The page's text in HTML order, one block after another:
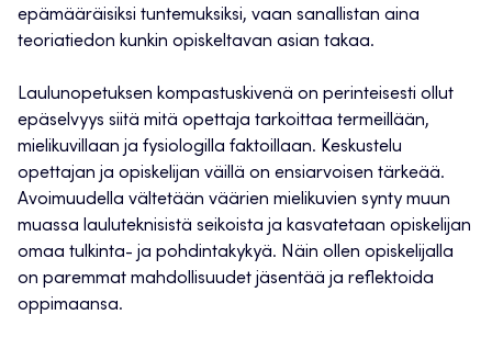
epämääräisiksi tuntemuksiksi, vaan sanallistan aina
teoriatiedon kunkin opiskeltavan asian takaa.
Laulunopetuksen kompastuskivenä on perinteisesti ollut
epäselvyys siitä mitä opettaja tarkoittaa termeillään,
mielikuvillaan ja fysiologilla faktoillaan. Keskustelu
opettajan ja opiskelijan väillä on ensiarvoisen tärkeää.
Avoimuudella vältetään väärien mielikuvien synty muun
muassa lauluteknisistä seikoista ja kasvatetaan opiskelijan
omaa tulkinta- ja pohdintakykyä. Näin ollen opiskelijalla
on paremmat mahdollisuudet jäsentää ja reflektoida
oppimaansa.